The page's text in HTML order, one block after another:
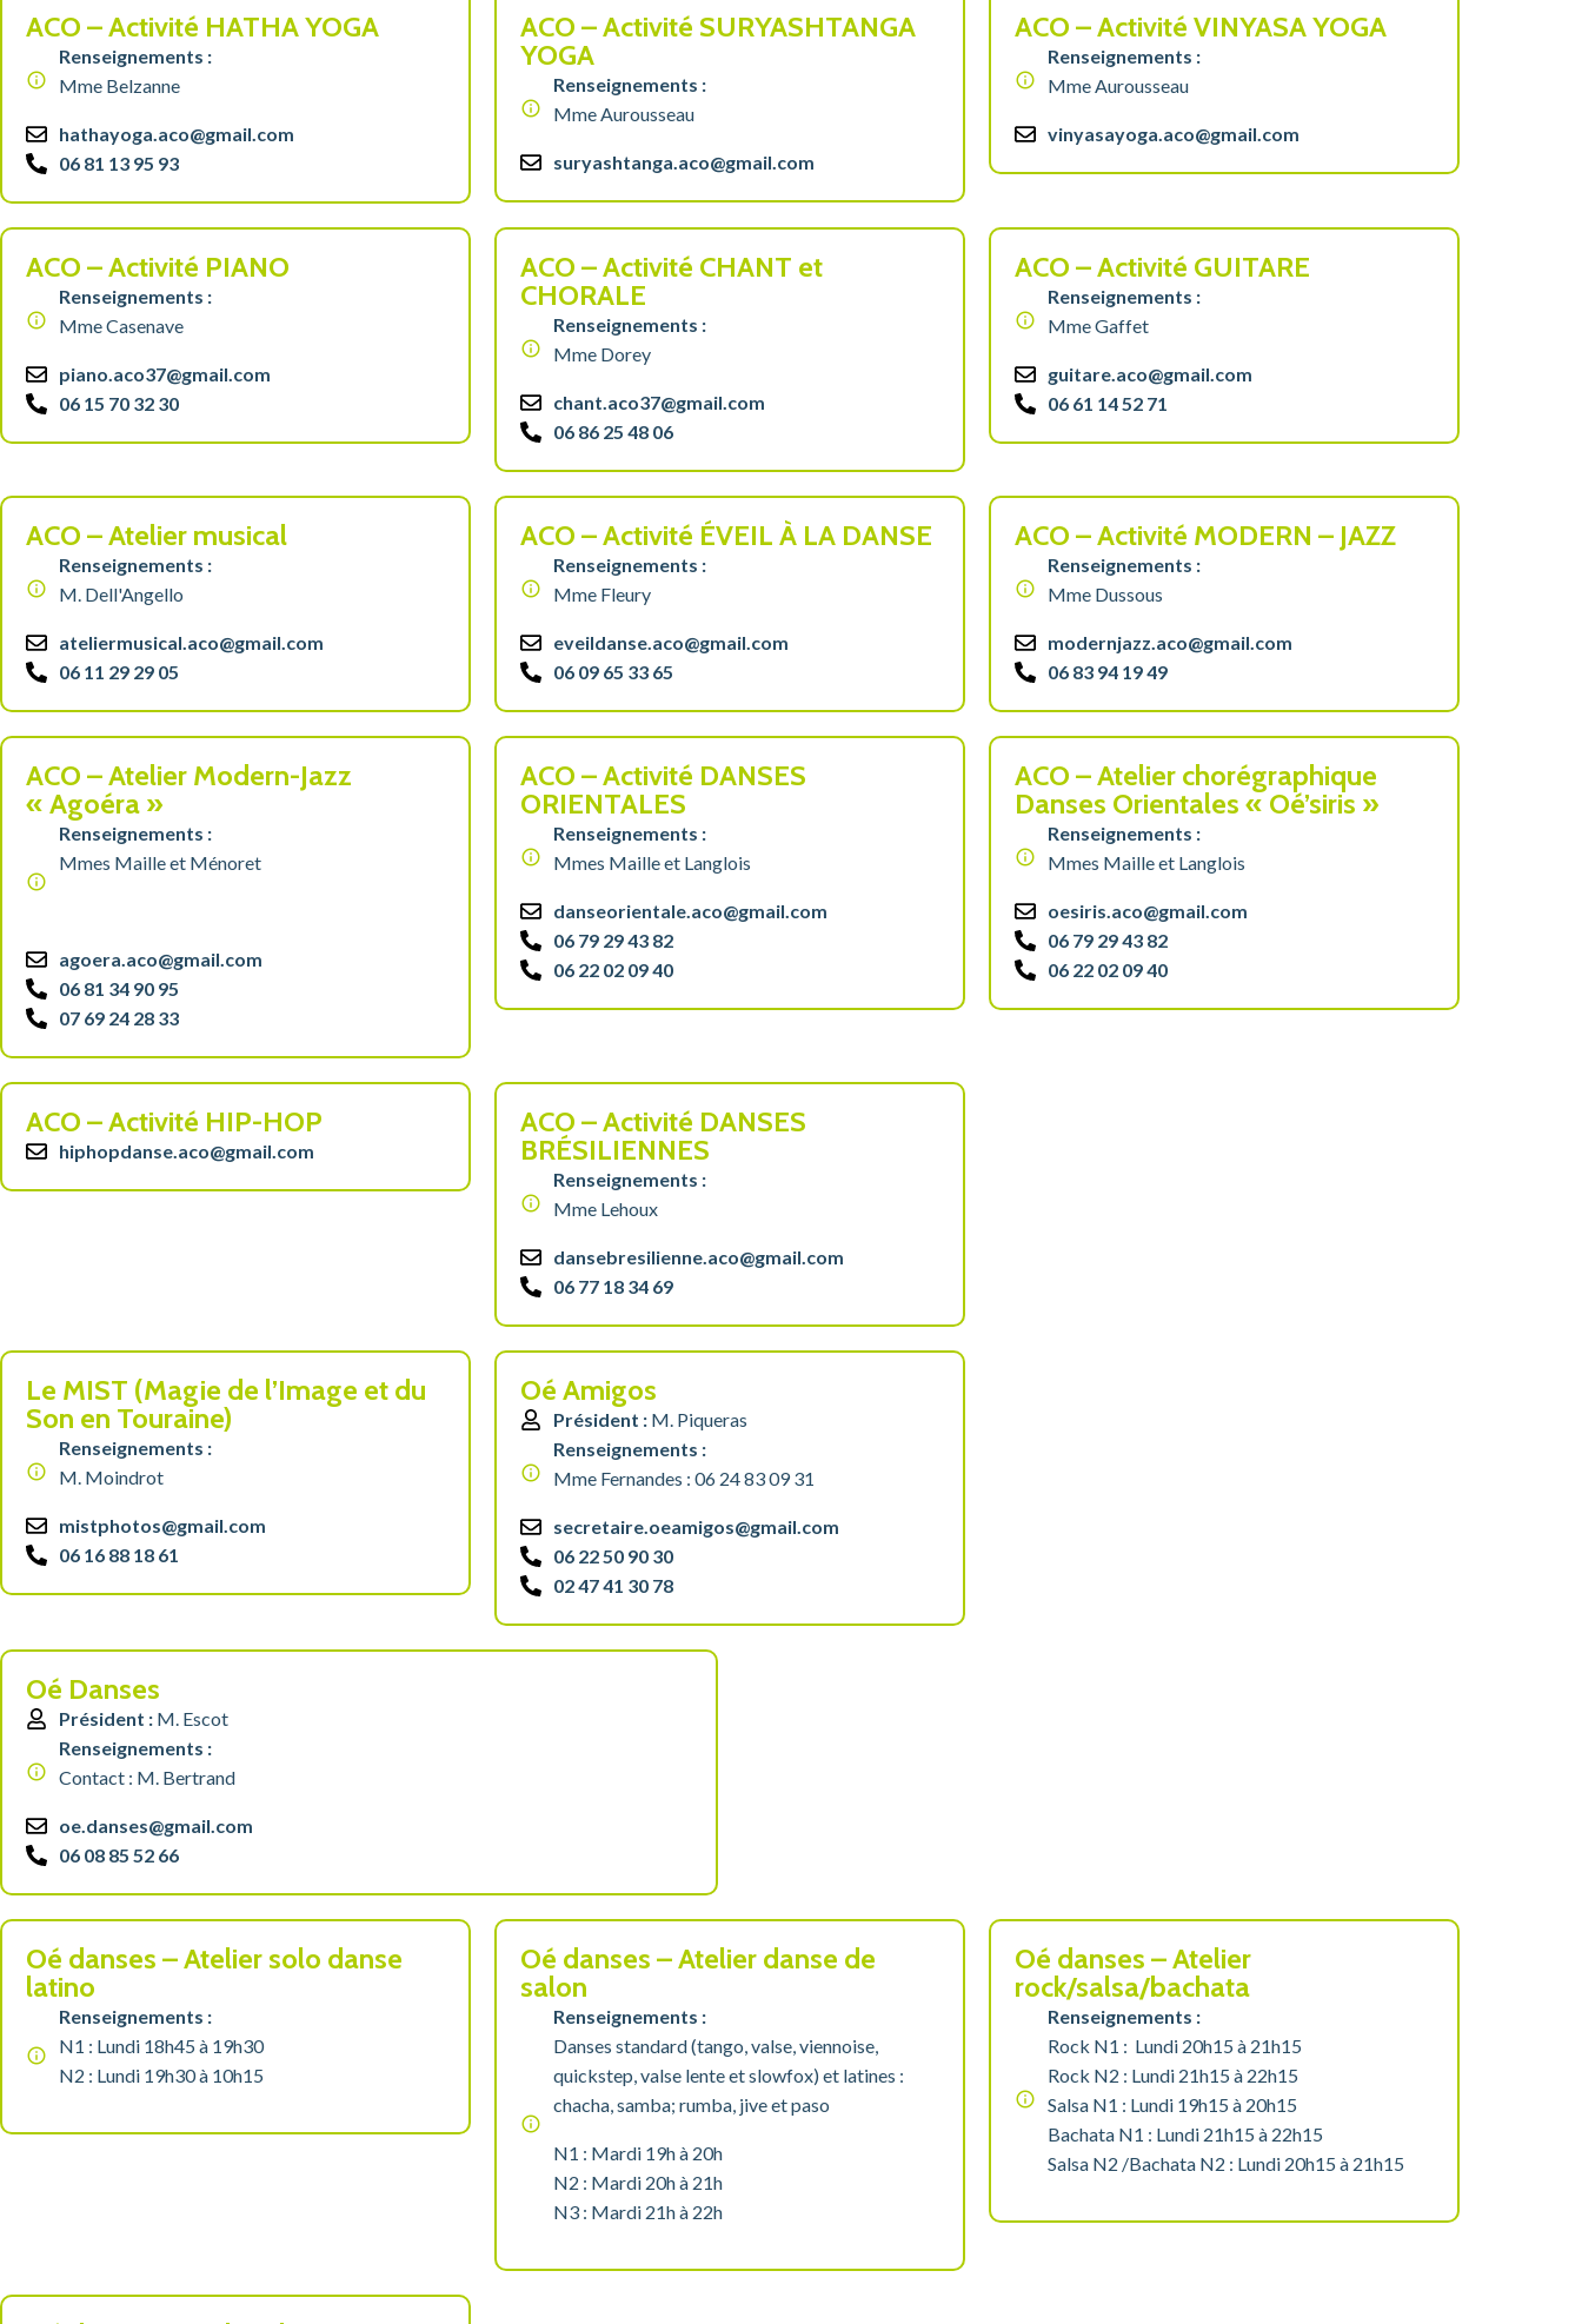
ACO – Activité HATHA YOGA
Renseignements :
Mme Belzanne
hathayoga.aco@gmail.com
06 81 13 95 93
ACO – Activité SURYASHTANGA
YOGA
Renseignements :
Mme Aurousseau
suryashtanga.aco@gmail.com
ACO – Activité VINYASA YOGA
Renseignements :
Mme Aurousseau
vinyasayoga.aco@gmail.com
ACO – Activité PIANO
Renseignements :
Mme Casenave
piano.aco37@gmail.com
06 15 70 32 30
ACO – Activité CHANT et
CHORALE
Renseignements :
Mme Dorey
chant.aco37@gmail.com
06 86 25 48 06
ACO – Activité GUITARE
Renseignements :
Mme Gaffet
guitare.aco@gmail.com
06 61 14 52 71
ACO – Atelier musical
Renseignements :
M. Dell'Angello
ateliermusical.aco@gmail.com
06 11 29 29 05
ACO – Activité ÉVEIL À LA DANSE
Renseignements :
Mme Fleury
eveildanse.aco@gmail.com
06 09 65 33 65
ACO – Activité MODERN – JAZZ
Renseignements :
Mme Dussous
modernjazz.aco@gmail.com
06 83 94 19 49
ACO – Atelier Modern-Jazz
« Agoéra »
Renseignements :
Mmes Maille et Ménoret
agoera.aco@gmail.com
06 81 34 90 95
07 69 24 28 33
ACO – Activité DANSES
ORIENTALES
Renseignements :
Mmes Maille et Langlois
danseorientale.aco@gmail.com
06 79 29 43 82
06 22 02 09 40
ACO – Atelier chorégraphique
Danses Orientales « Oé’siris »
Renseignements :
Mmes Maille et Langlois
oesiris.aco@gmail.com
06 79 29 43 82
06 22 02 09 40
ACO – Activité HIP-HOP
hiphopdanse.aco@gmail.com
ACO – Activité DANSES
BRÉSILIENNES
Renseignements :
Mme Lehoux
dansebresilienne.aco@gmail.com
06 77 18 34 69
Le MIST (Magie de l’Image et du
Son en Touraine)
Renseignements :
M. Moindrot
mistphotos@gmail.com
06 16 88 18 61
Oé Amigos
Président : M. Piqueras
Renseignements :
Mme Fernandes : 06 24 83 09 31
secretaire.oeamigos@gmail.com
06 22 50 90 30
02 47 41 30 78
Oé Danses
Président : M. Escot
Renseignements :
Contact : M. Bertrand
oe.danses@gmail.com
06 08 85 52 66
Oé danses – Atelier solo danse
latino
Renseignements :
N1 : Lundi 18h45 à 19h30
N2 : Lundi 19h30 à 10h15
Oé danses – Atelier danse de
salon
Renseignements :
Danses standard (tango, valse, viennoise,
quickstep, valse lente et slowfox) et latines :
chacha, samba; rumba, jive et paso
N1 : Mardi 19h à 20h
N2 : Mardi 20h à 21h
N3 : Mardi 21h à 22h
Oé danses – Atelier
rock/salsa/bachata
Renseignements :
Rock N1 : Lundi 20h15 à 21h15
Rock N2 : Lundi 21h15 à 22h15
Salsa N1 : Lundi 19h15 à 20h15
Bachata N1 : Lundi 21h15 à 22h15
Salsa N2 /Bachata N2 : Lundi 20h15 à 21h15